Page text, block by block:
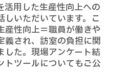
活用した生産性向上への
しいただいています。こ
産性向上＝職員が働きや
義され、訪室の負担に関
した。現場アンケート結
トツールについてもご公